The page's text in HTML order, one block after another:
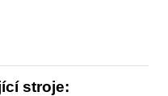
stroje: